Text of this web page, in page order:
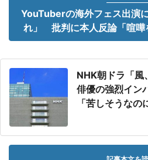
YouTuberの海外フェス出演
れ」 批判に本人反論「喧嘩
NHK朝ドラ「風
俳優の強烈イン
「苦しそうな